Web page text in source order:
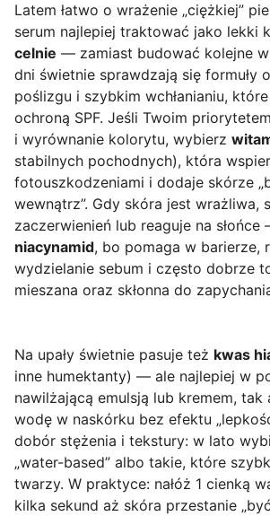
Latem łatwo o wrażenie „ciężkiej”
serum najlepiej traktować jako lekki
celnie — zamiast budować kolejne
dni świetnie sprawdzają się formuły
poślizgu i szybkim wchłanianiu,
ochroną SPF. Jeśli Twoim
i wyrównanie kolorytu, wybierz
stabilnych pochodnych), która
fotouszkodzeniami i dodaje skórze
wewnątrz”. Gdy skóra jest wrażliwa,
zaczerwienień lub reaguje na
niacynamid, bo pomaga w barierze,
wydzielanie sebum i często dobrze
mieszana oraz skłonna do
Na upały świetnie pasuje też kwas
inne humektanty) — ale najlepiej w
nawilżającą emulsją lub kremem,
wodę w naskórku bez efektu
dobór stężenia i tekstury: w lato
„water-based” albo takie, które
twarzy. W praktyce: nałóż 1 cienką
kilka sekund aż skóra przestanie